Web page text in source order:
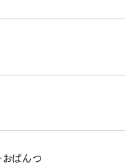
感だよ。人をお家に招いて手
忘れしないように、ご注意あ
動いてると快調になるのさ〜
おぱんつ